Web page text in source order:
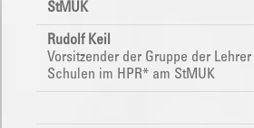
StMUK
Rudolf Keil
Vorsitzender der Gruppe der
Schulen im HPR* am StMUK